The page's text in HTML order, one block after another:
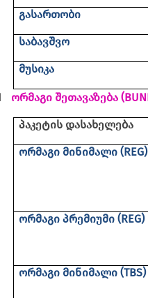
გასართობი
საბავშვო
მუსიკა
ორმაგი შეთავაზება (
პაკეტის დასახელება
ორმაგი მინიმალი (REG)
ორმაგი პრემიუმი(REG)
ორმაგი მინიმალი(TBS)